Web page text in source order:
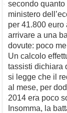
secondo
ministero
per 41.800
arrivare a una
dovute: poco
Un calcolo
tassisti dichiara
si legge che il
al mese, per
2014 era poco
Insomma, la